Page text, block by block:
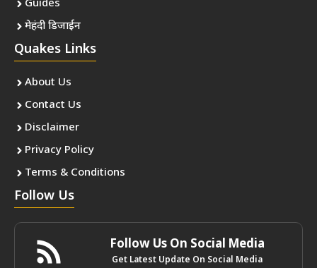
Guides
मेहंदी डिजाईन
Quakes Links
About Us
Contact Us
Disclaimer
Privacy Policy
Terms & Conditions
Follow Us
Follow Us On Social Media
Get Latest Update On Social Media